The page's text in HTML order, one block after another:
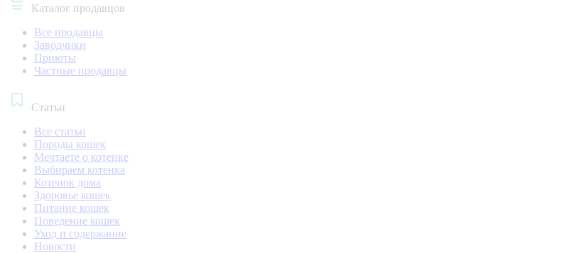
Каталог продавцов
Все продавцы
Заводчики
Приюты
Частные продавцы
Статьи
Все статьи
Породы кошек
Мечтаете о котенке
Выбираем котенка
Котенок дома
Здоровье кошек
Питание кошек
Поведение кошек
Уход и содержание
Новости